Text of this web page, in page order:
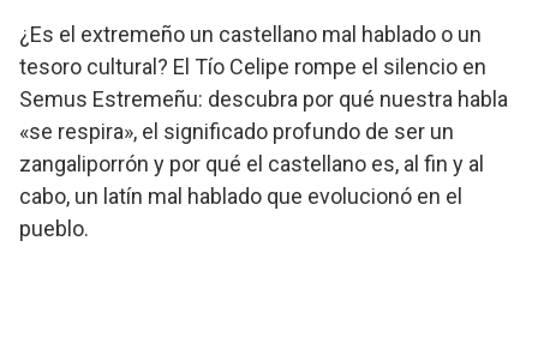
¿Es el extremeño un castellano mal hablado o un
tesoro cultural? El Tío Celipe rompe el silencio en
Semus Estremeñu: descubra por qué nuestra habla
«se respira», el significado profundo de ser un
zangaliporrón y por qué el castellano es, al fin y al
cabo, un latín mal hablado que evolucionó en el
pueblo.